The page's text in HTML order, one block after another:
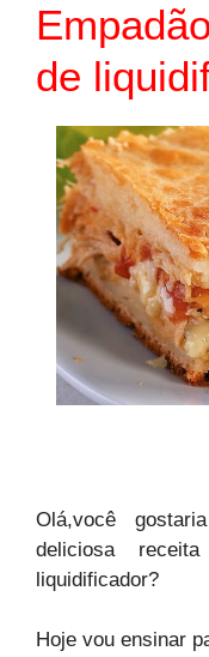
de
Olá,você
deliciosa
liquidificador?
Hoje vou ensinar